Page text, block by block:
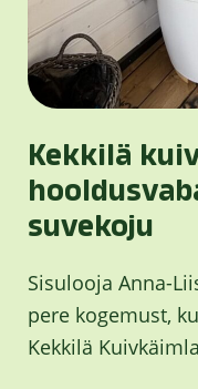
Kekkilä
suvekoju
Sisulooja Anna-
pere kogemust,
Kekkilä